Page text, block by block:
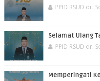
PPID RSUD dr.
Selamat Ulang
PPID RSUD dr.
Memperingati